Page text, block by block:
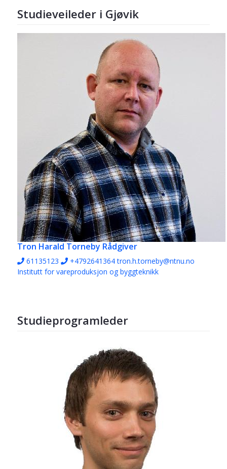
Studieveileder i Gjøvik
Tron Harald Torneby Rådgiver
61135123 +4792641364 tron.h.torneby@ntnu.no
Institutt for vareproduksjon og byggteknikk
Studieprogramleder